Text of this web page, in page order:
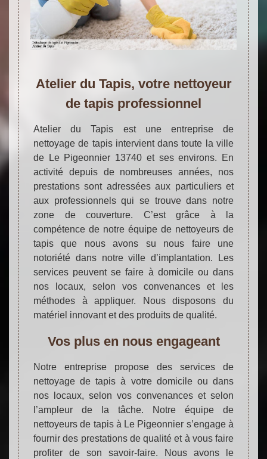
Atelier du Tapis, votre nettoyeur
de tapis professionnel
Atelier du Tapis est une entreprise de
nettoyage de tapis intervient dans toute la ville
de Le Pigeonnier 13740 et ses environs. En
activité depuis de nombreuses années, nos
prestations sont adressées aux particuliers et
aux professionnels qui se trouve dans notre
zone de couverture. C’est grâce à la
compétence de notre équipe de nettoyeurs de
tapis que nous avons su nous faire une
notoriété dans notre ville d’implantation. Les
services peuvent se faire à domicile ou dans
nos locaux, selon vos convenances et les
méthodes à appliquer. Nous disposons du
matériel innovant et des produits de qualité.
Vos plus en nous engageant
Notre entreprise propose des services de
nettoyage de tapis à votre domicile ou dans
nos locaux, selon vos convenances et selon
l’ampleur de la tâche. Notre équipe de
nettoyeurs de tapis à Le Pigeonnier s’engage à
fournir des prestations de qualité et à vous faire
profiter de son savoir-faire. Nous avons le